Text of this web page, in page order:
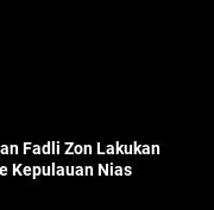
Fadli Zon Lakukan
Kepulauan Nias